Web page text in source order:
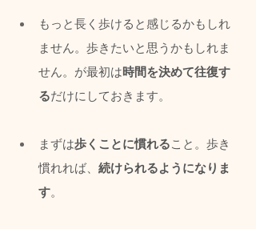
もっと長く歩けると感じるかもしれ
ません。歩きたいと思うかもしれま
せん。が最初は時間を決めて往復す
るだけにしておきます。
まずは歩くことに慣れること。歩き
慣れれば、 続けられるようになりま
す。